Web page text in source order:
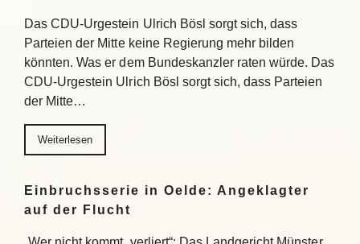
Das CDU-Urgestein Ulrich Bösl sorgt sich, dass
Parteien der Mitte keine Regierung mehr bilden
könnten. Was er dem Bundeskanzler raten würde. Das
CDU-Urgestein Ulrich Bösl sorgt sich, dass Parteien
der Mitte…
Weiterlesen
Einbruchsserie in Oelde: Angeklagter
auf der Flucht